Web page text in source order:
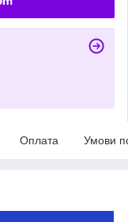
Оплата Умови